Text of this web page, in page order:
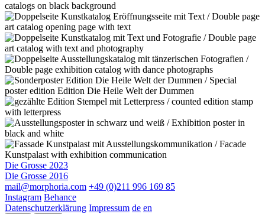
Die Grosse 2023
Die Grosse 2016
mail@morphoria.com +49 (0)211 996 169 85
Instagram Behance
Datenschutzerklärung Impressum de en